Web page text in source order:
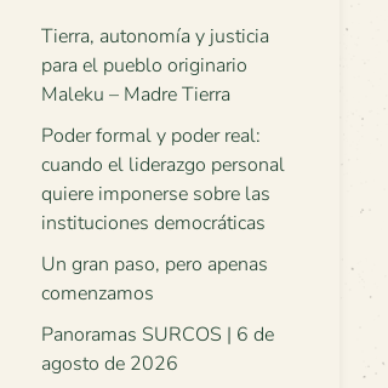
Tierra, autonomía y justicia
para el pueblo originario
Maleku – Madre Tierra
Poder formal y poder real:
cuando el liderazgo personal
quiere imponerse sobre las
instituciones democráticas
Un gran paso, pero apenas
comenzamos
Panoramas SURCOS | 6 de
agosto de 2026